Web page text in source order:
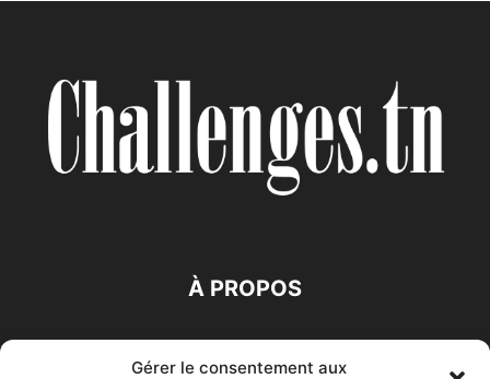
Gérer le consentement aux
À PROPOS